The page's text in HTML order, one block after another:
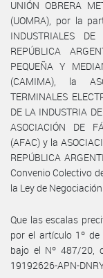
UNIÓN OBRERA
(UOMRA), por la
INDUSTRIALES
REPÚBLICA
PEQUEÑA Y
(CAMIMA), la
TERMINALES
DE LA INDUSTRIA
ASOCIACIÓN DE
(AFAC) y la
REPÚBLICA
Convenio Colectivo
la Ley de
Que las escalas
por el artículo 1º
bajo el Nº 487/20,
19192626-APN-